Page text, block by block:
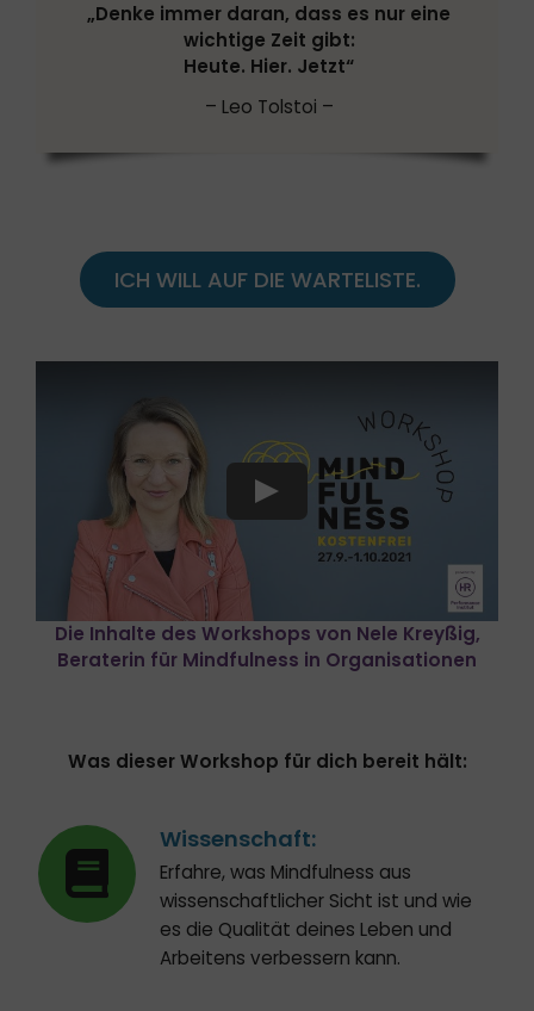
„Denke immer daran, dass es nur eine
wichtige Zeit gibt:
Heute. Hier. Jetzt“
– Leo Tolstoi –
ICH WILL AUF DIE WARTELISTE.
Die Inhalte des Workshops von Nele Kreyßig,
Beraterin für Mindfulness in Organisationen
Was dieser Workshop für dich bereit hält:
Wissenschaft:
Erfahre, was Mindfulness aus
wissenschaftlicher Sicht ist und wie
es die Qualität deines Leben und
Arbeitens verbessern kann.